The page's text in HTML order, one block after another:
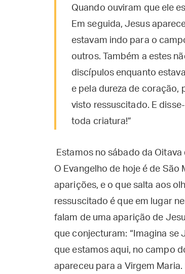
Quando ouviram que ele
Em seguida, Jesus
estavam indo para o
outros. Também a estes
discípulos enquanto
e pela dureza de coração,
visto ressuscitado. E
toda criatura!”
Estamos no sábado da
O Evangelho de hoje é de São
aparições, e o que salta aos
ressuscitado é que em lugar
falam de uma aparição de
que conjecturam: “Imagina se
que estamos aqui, no campo
apareceu para a Virgem